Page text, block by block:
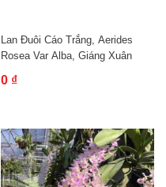
Lan Đuôi Cáo Trắng, Aerides
Rosea Var Alba, Giáng Xuân
0 ₫